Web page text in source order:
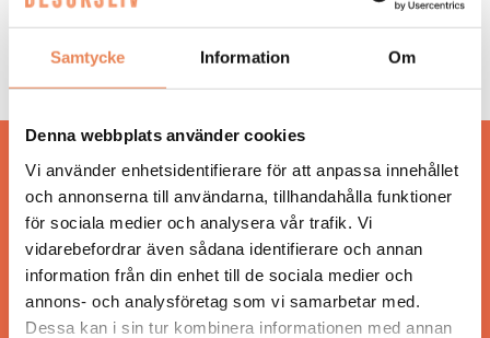
Samtycke Information Om
Denna webbplats använder cookies
Vi använder enhetsidentifierare för att anpassa innehållet
och annonserna till användarna, tillhandahålla funktioner
för sociala medier och analysera vår trafik. Vi
vidarebefordrar även sådana identifierare och annan
information från din enhet till de sociala medier och
annons- och analysföretag som vi samarbetar med.
Dessa kan i sin tur kombinera informationen med annan
NYHETER | 21 januari 2026
Snart öppnar Willow – Trelleborgs nya
höjdarhotell
Hos oss läser du landets mest uppdaterade
nyheter och snackisar inom besöksnäringen.
Besöksliv i sin tryckta form är ett affärsmagasin
för ägare och ledare inom besöksnäringen.
Tidningen ges ut avVisita.